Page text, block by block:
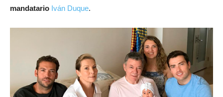
mandatario Iván Duque.